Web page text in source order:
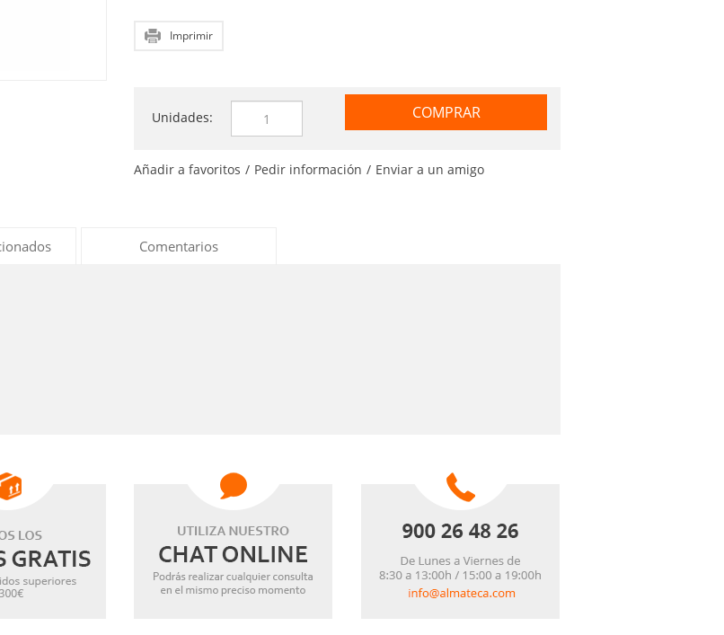
Imprimir
Unidades: COMPRAR
Añadir a favoritos / Pedir información / Enviar a un amigo
Comentarios